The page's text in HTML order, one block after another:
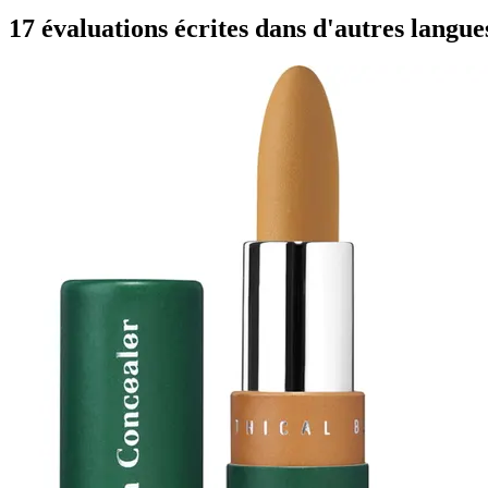
17 évaluations écrites dans d'autres